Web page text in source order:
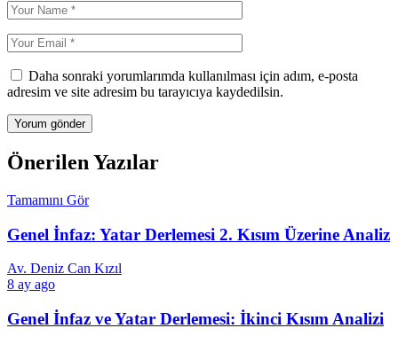
Daha sonraki yorumlarımda kullanılması için adım, e-posta
adresim ve site adresim bu tarayıcıya kaydedilsin.
Önerilen Yazılar
Tamamını Gör
Genel İnfaz: Yatar Derlemesi 2. Kısım Üzerine Analiz
Av. Deniz Can Kızıl
8 ay ago
Genel İnfaz ve Yatar Derlemesi: İkinci Kısım Analizi